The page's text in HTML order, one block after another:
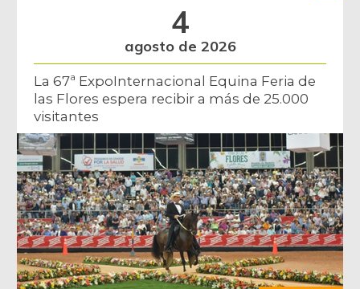
4
agosto de 2026
La 67ª ExpoInternacional Equina Feria de
las Flores espera recibir a más de 25.000
visitantes